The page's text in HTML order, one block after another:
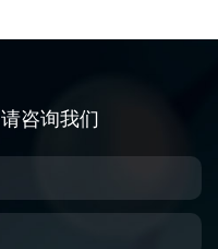
咨询我们